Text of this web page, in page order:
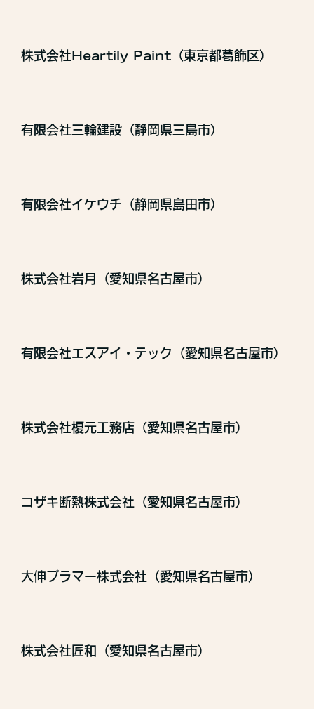
株式会社Heartily Paint（東京都葛飾区）
有限会社三輪建設（静岡県三島市）
有限会社イケウチ（静岡県島田市）
株式会社岩月（愛知県名古屋市）
有限会社エスアイ・テック（愛知県名古屋市）
株式会社榎元工務店（愛知県名古屋市）
コザキ断熱株式会社（愛知県名古屋市）
大伸プラマー株式会社（愛知県名古屋市）
株式会社匠和（愛知県名古屋市）